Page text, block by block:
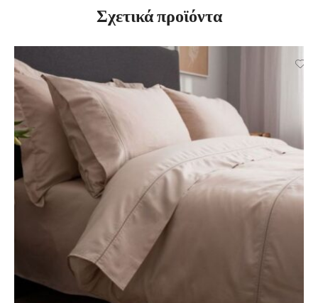
Σχετικά προϊόντα